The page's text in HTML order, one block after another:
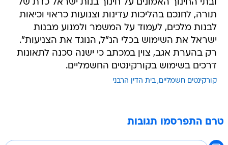
ובתי החינוך האמונים על חינוך בנות ישראל כדת של
תורה, לחנכם בהליכות עדינות וצנועות כראוי וכיאות
לבנות מלכים, לעמוד על המשמר ולמנוע מבנות
ישראל את השימוש בכלי הנ"ל, הנוגד את הצניעות".
רק בהערת אגב, צוין במכתב כי ישנה סכנה לתאונות
דרכים בשימוש בקורקינטים החשמליים.
קורקינטים חשמליים בית הדין הרבני
טרם התפרסמו תגובות